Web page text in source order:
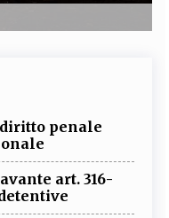
penale
art. 316-